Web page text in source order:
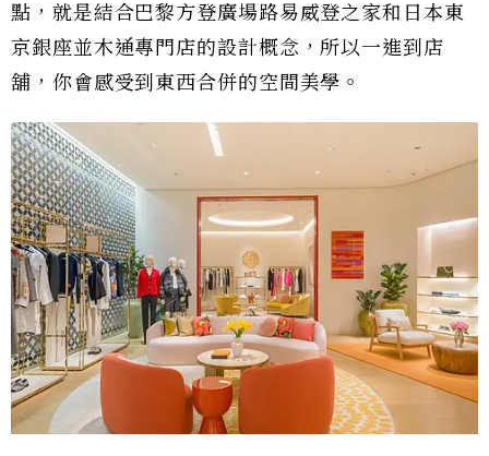
點，就是結合巴黎方登廣場路易威登之家和日本東
京銀座並木通專門店的設計概念，所以一進到店
舖，你會感受到東西合併的空間美學。